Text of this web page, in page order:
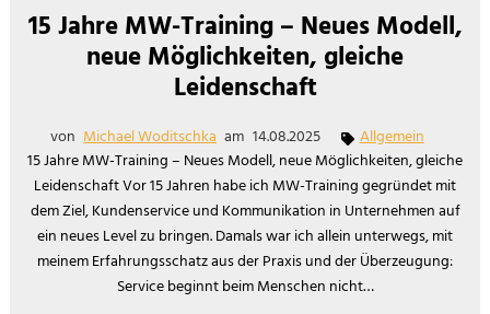
15 Jahre MW-Training – Neues Modell,
neue Möglichkeiten, gleiche
Leidenschaft
von Michael Woditschka am 14.08.2025
Allgemein
15 Jahre MW-Training – Neues Modell, neue Möglichkeiten, gleiche
Leidenschaft Vor 15 Jahren habe ich MW-Training gegründet mit
dem Ziel, Kundenservice und Kommunikation in Unternehmen auf
ein neues Level zu bringen. Damals war ich allein unterwegs, mit
meinem Erfahrungsschatz aus der Praxis und der Überzeugung:
Service beginnt beim Menschen nicht…